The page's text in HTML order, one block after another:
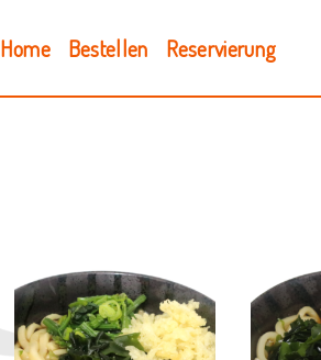
Home Bestellen Reservierung